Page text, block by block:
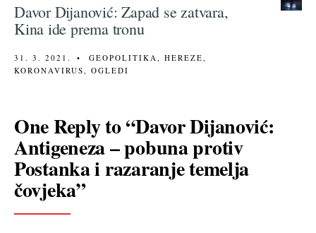
Davor Dijanović: Zapad se zatvara,
Kina ide prema tronu
31. 3. 2021. • GEOPOLITIKA, HEREZE,
KORONAVIRUS, OGLEDI
One Reply to “Davor Dijanović:
Antigeneza – pobuna protiv
Postanka i razaranje temelja
čovjeka”